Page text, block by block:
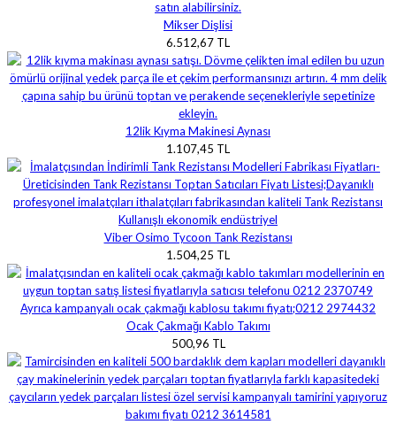
Mikser Dişlisi
6.512,67 TL
12lik Kıyma Makinesi Aynası
1.107,45 TL
Viber Osimo Tycoon Tank Rezistansı
1.504,25 TL
Ocak Çakmağı Kablo Takımı
500,96 TL